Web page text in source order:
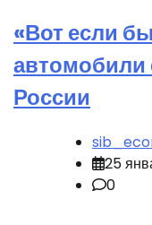
«Вот если
автомобили
России
25
0